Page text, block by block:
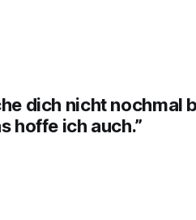
dich nicht nochmal
hoffe ich auch.”